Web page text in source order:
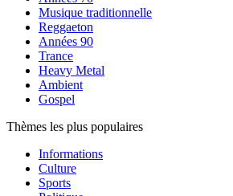
Musique traditionnelle
Reggaeton
Années 90
Trance
Heavy Metal
Ambient
Gospel
Thèmes les plus populaires
Informations
Culture
Sports